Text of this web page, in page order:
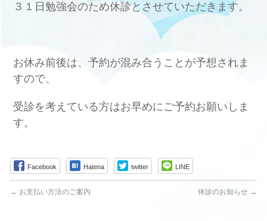
３１日勉強会のため休診とさせていただきます。
お休み前後は、予約が混み合うことが予想されま
すので、
受診を考えている方はお早めにご予約お願いしま
す。
Facebook Hatena twitter LINE
← お支払い方法のご案内 休診のお知らせ →